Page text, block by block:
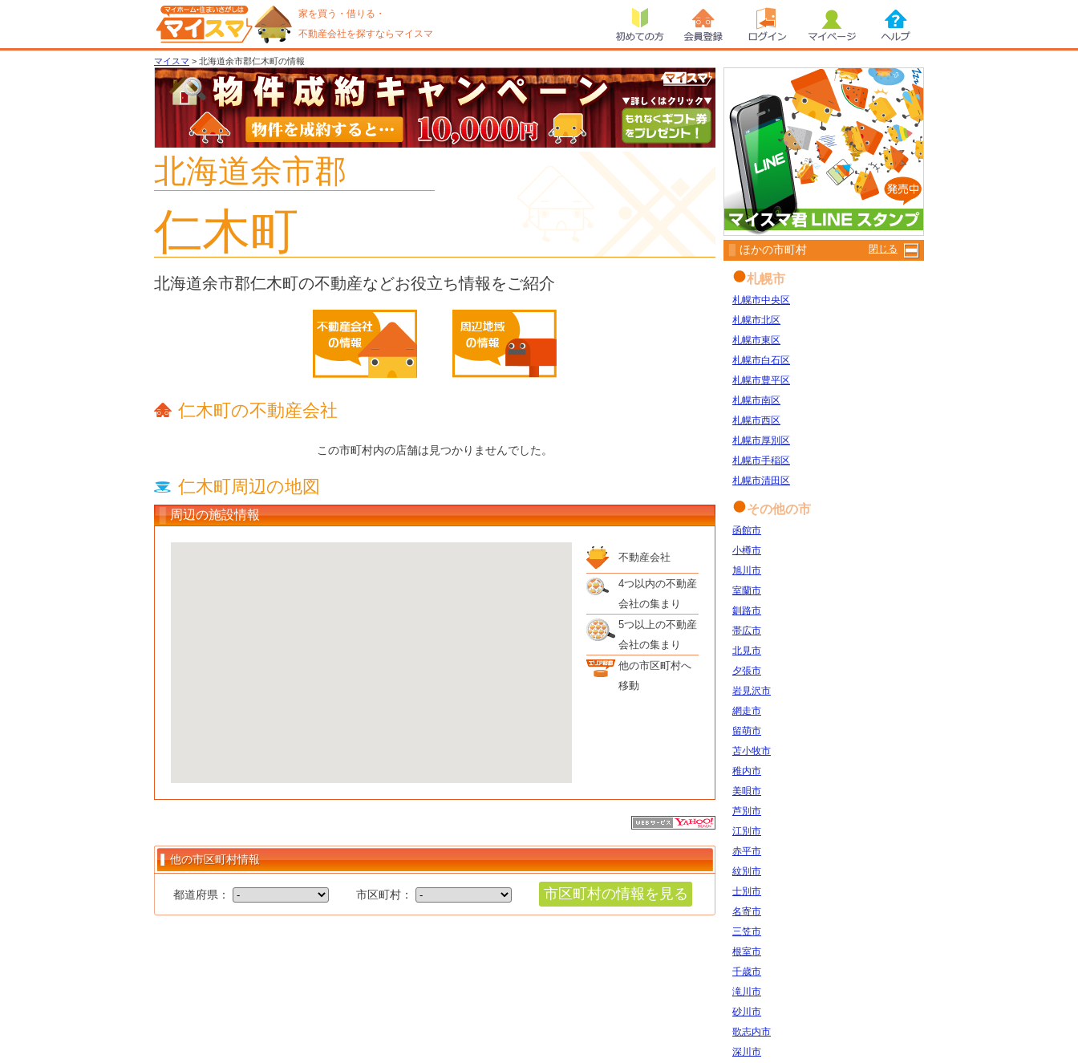
家を買う・借りる・
不動産会社を探すならマイスマ
ヘルプ
マイページ
ログイン
会員登録
初めての方
マイスマ > 北海道余市郡仁木町の情報
北海道余市郡
仁木町
北海道余市郡仁木町の不動産などお役立ち情報をご紹介
仁木町の不動産会社
この市町村内の店舗は見つかりませんでした。
仁木町周辺の地図
周辺の施設情報
不動産会社
4つ以内の不動産
会社の集まり
5つ以上の不動産
会社の集まり
他の市区町村へ
移動
他の市区町村情報
都道府県： 市区町村： 市区町村の情報を見る
閉じる
ほかの市町村
札幌市
札幌市中央区
札幌市北区
札幌市東区
札幌市白石区
札幌市豊平区
札幌市南区
札幌市西区
札幌市厚別区
札幌市手稲区
札幌市清田区
その他の市
函館市
小樽市
旭川市
室蘭市
釧路市
帯広市
北見市
夕張市
岩見沢市
網走市
留萌市
苫小牧市
稚内市
美唄市
芦別市
江別市
赤平市
紋別市
士別市
名寄市
三笠市
根室市
千歳市
滝川市
砂川市
歌志内市
深川市